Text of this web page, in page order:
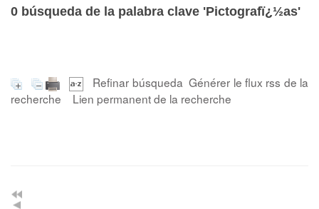
0 búsqueda de la palabra clave 'Pictografï¿½as'
Refinar búsqueda Générer le flux rss de la
recherche
Lien permanent de la recherche